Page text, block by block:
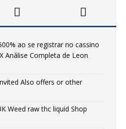
ao se registrar no cassino
Análise Completa de Leon
Also offers or other
Weed raw thc liquid Shop